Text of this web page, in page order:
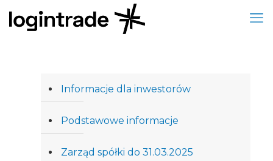
Informacje dla inwestorów
Podstawowe informacje
Zarząd spółki do 31.03.2025